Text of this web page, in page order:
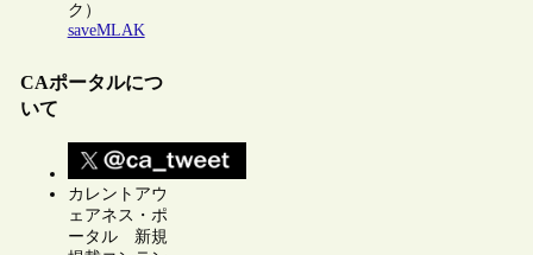
ク）
saveMLAK
CAポータルにつ
いて
カレントアウ
ェアネス・ポ
ータル 新規